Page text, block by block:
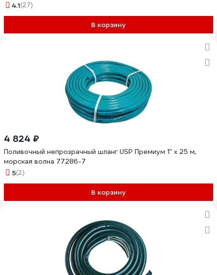
4.1(27)
В корзину
4 824 ₽
Поливочный непрозрачный шланг USP Премиум 1" х 25 м,
морская волна 77286-7
5(2)
В корзину